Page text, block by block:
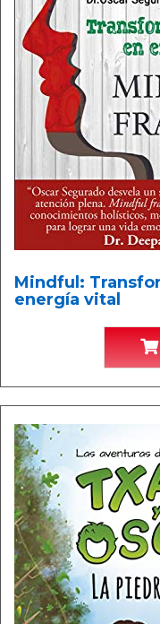
Mindful:
energía vital